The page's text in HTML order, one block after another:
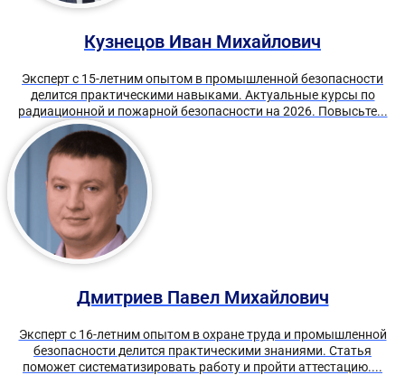
Кузнецов Иван Михайлович
Эксперт с 15-летним опытом в промышленной безопасности
делится практическими навыками. Актуальные курсы по
радиационной и пожарной безопасности на 2026. Повысьте...
Дмитриев Павел Михайлович
Эксперт с 16-летним опытом в охране труда и промышленной
безопасности делится практическими знаниями. Статья
поможет систематизировать работу и пройти аттестацию....